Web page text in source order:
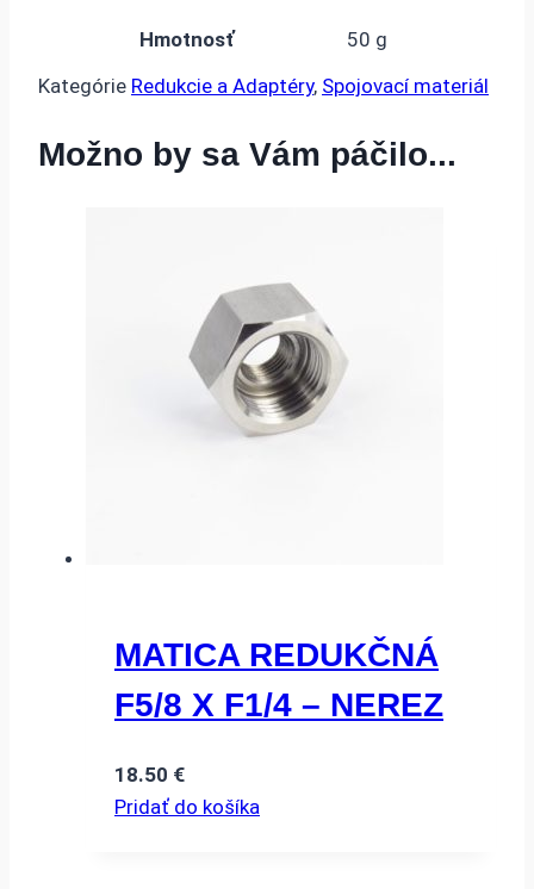
Hmotnosť
50 g
Kategórie Redukcie a Adaptéry, Spojovací materiál
Možno by sa Vám páčilo...
MATICA REDUKČNÁ
F5/8 X F1/4 – NEREZ
18.50 €
Pridať do košíka